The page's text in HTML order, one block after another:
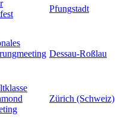
Pfungstadt
Dessau-Roßlau
Zürich (Schweiz)